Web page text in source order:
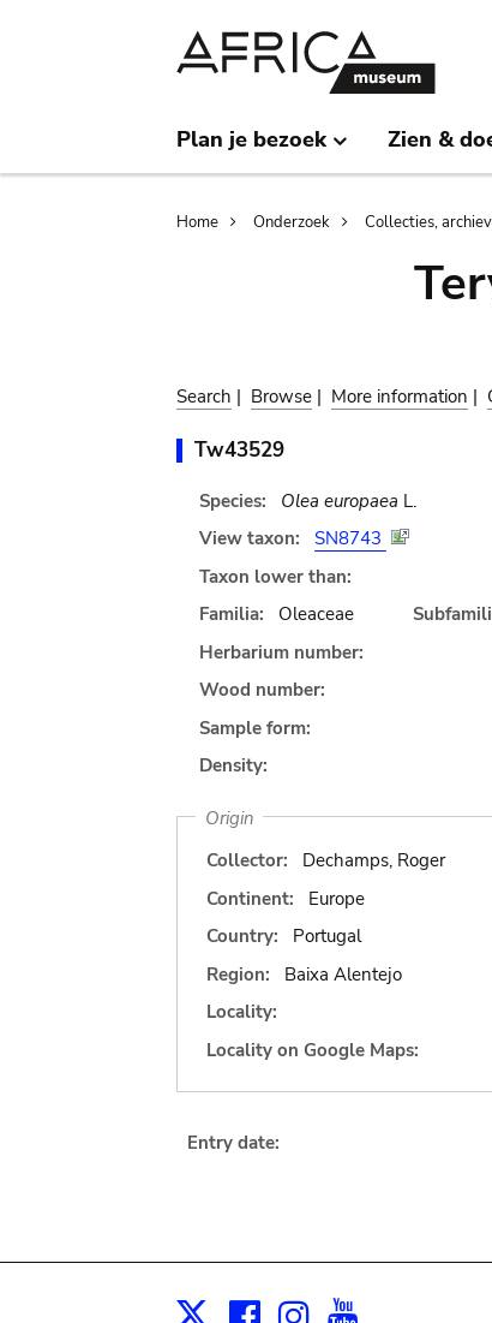
Plan je bezoek Zien &
Breadcrumb
Home Onderzoek Collecties,
Search | Browse | More information |
Tw43529
Species: Olea europaea L.
View taxon:
SN8743
Taxon lower than:
Familia:
Oleaceae
Herbarium number:
Wood number:
Sample form:
Density:
Origin
Collector:
Dechamps, Roger
Continent:
Europe
Country:
Portugal
Region:
Baixa Alentejo
Locality:
Locality on Google Maps:
Entry date: